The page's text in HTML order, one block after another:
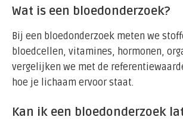
Wat is een bloedonderzoek?
Bij een bloedonderzoek meten we
bloedcellen, vitamines, hormonen,
vergelijken we met de
hoe je lichaam ervoor staat.
Kan ik een bloedonderzoek